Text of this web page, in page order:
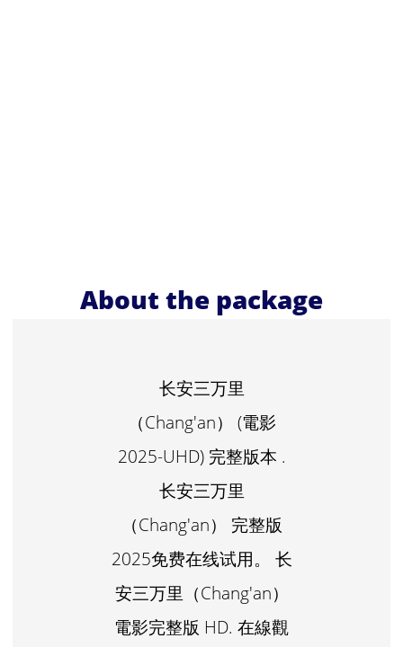
About the package
长安三万里
（Chang'an） (電影
2025-UHD) 完整版本 .
长安三万里
（Chang'an） 完整版
2025免费在线试用。 长
安三万里（Chang'an）
電影完整版 HD. 在線觀